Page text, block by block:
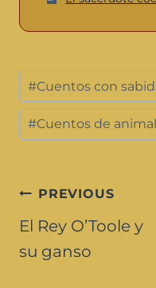
#Cuentos con
#Cuentos de
PREVIOUS
El Rey O’Toole y
su ganso